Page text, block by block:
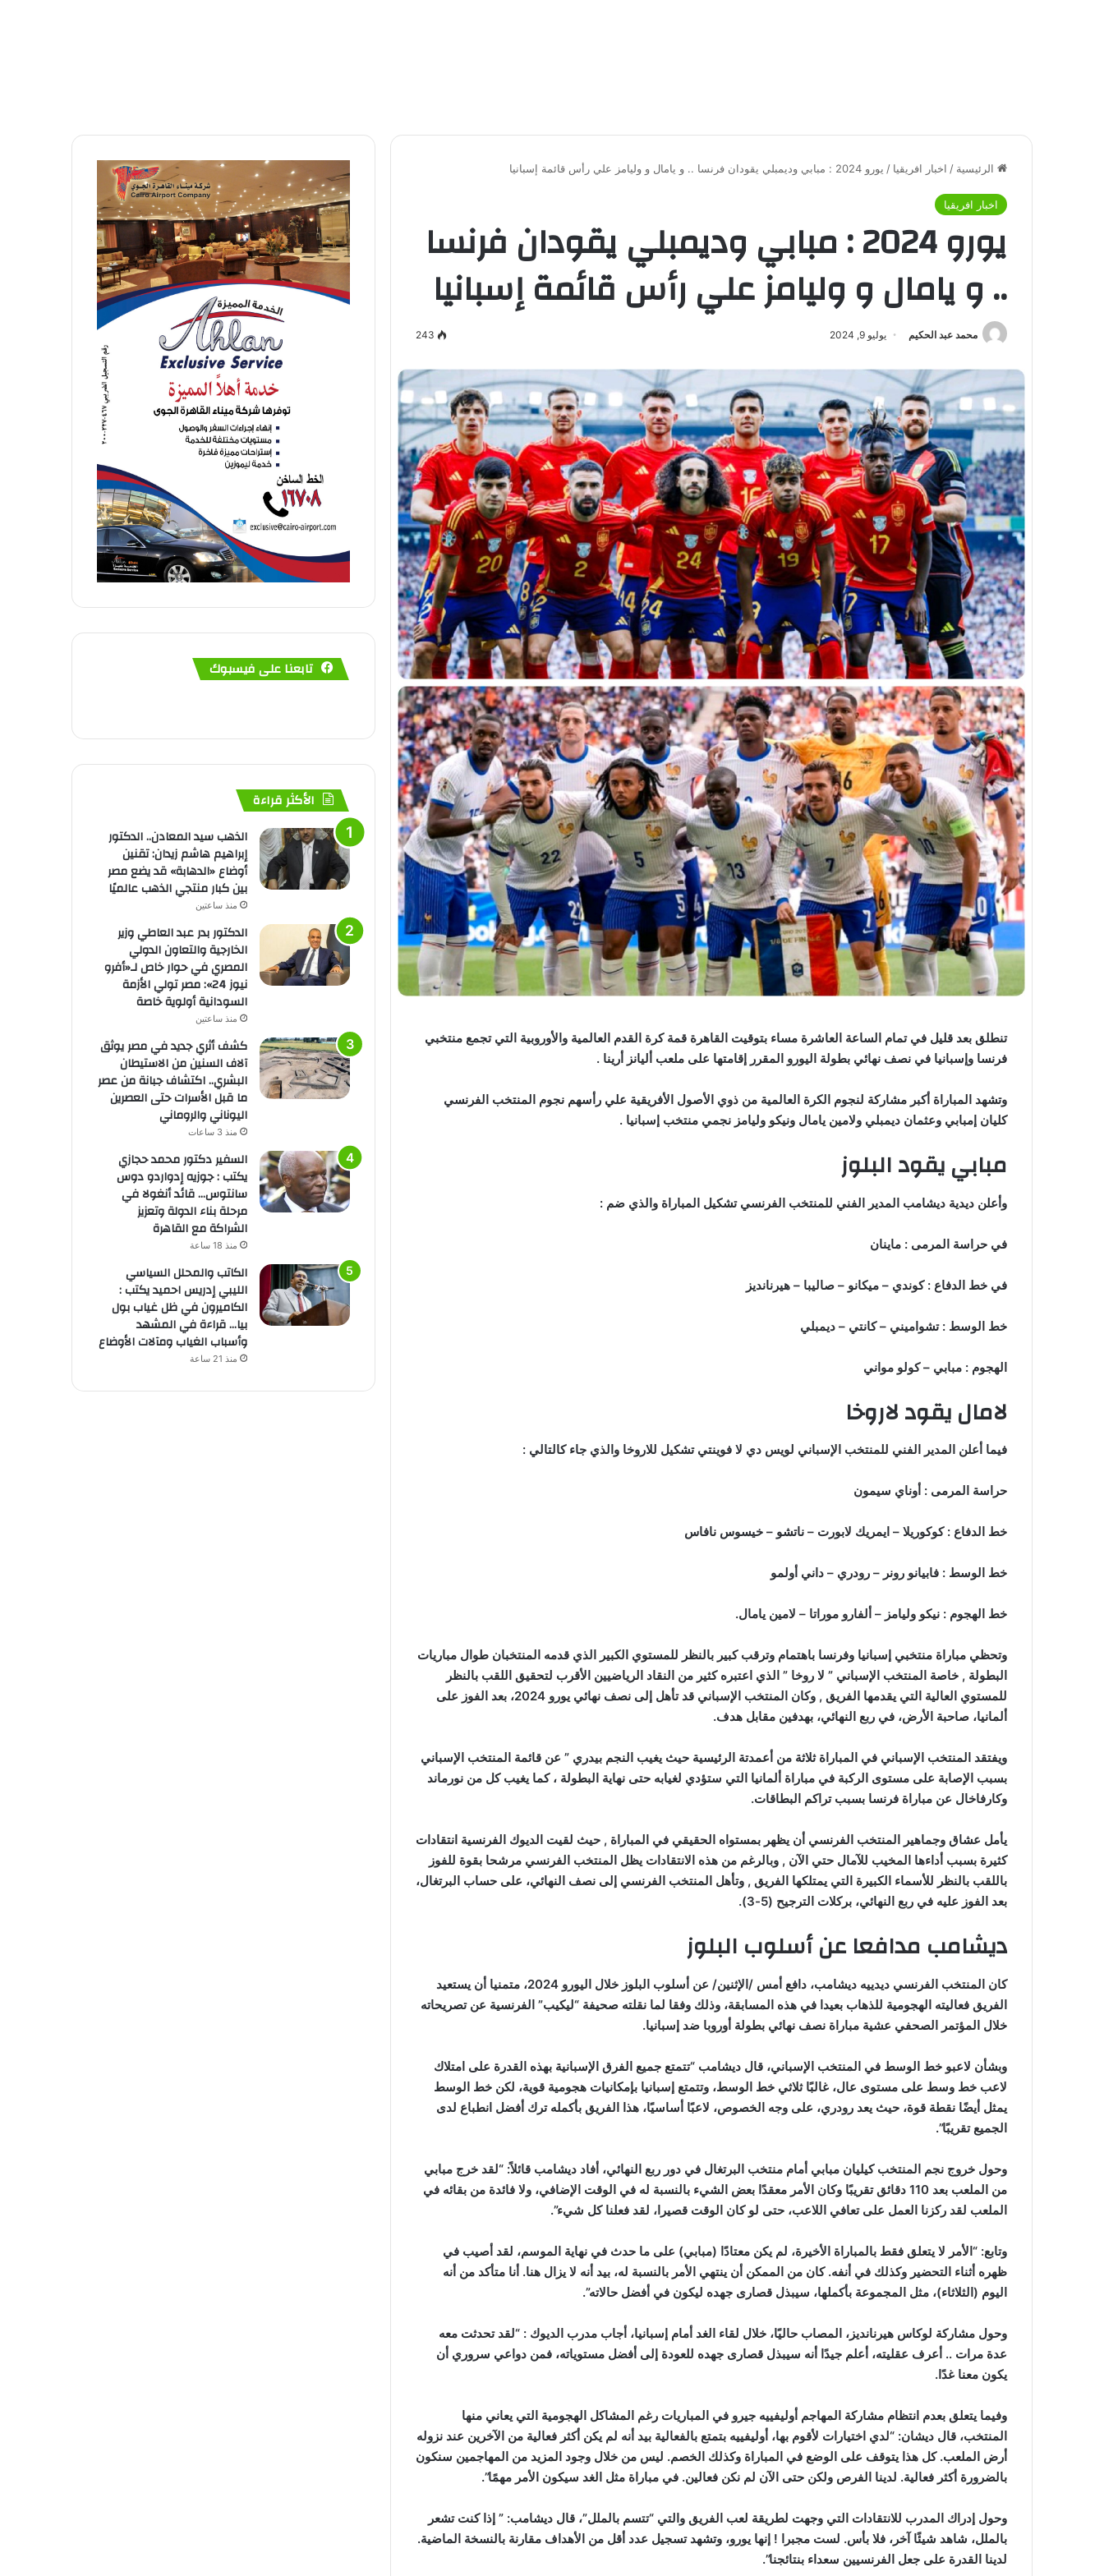
الرئيسية / اخبار افريقيا / يورو 2024 : مبابي وديمبلي يقودان فرنسا .. و يامال و وليامز علي رأس قائمة إسبانيا
اخبار افريقيا
يورو 2024 : مبابي وديمبلي يقودان فرنسا
.. و يامال و وليامز علي رأس قائمة إسبانيا
محمد عبد الحكيم يوليو 9, 2024 243
تنطلق بعد قليل في تمام الساعة العاشرة مساء بتوقيت القاهرة قمة كرة القدم العالمية والأوروبية التي تجمع منتخبي
فرنسا وإسبانيا في نصف نهائي بطولة اليورو المقرر إقامتها على ملعب أليانز أرينا .
وتشهد المباراة أكبر مشاركة لنجوم الكرة العالمية من ذوي الأصول الأفريقية علي رأسهم نجوم المنتخب الفرنسي
كليان إمبابي وعثمان ديمبلي ولامين يامال ونيكو وليامز نجمي منتخب إسبانيا .
مبابي يقود البلوز
وأعلن ديدية ديشامب المدير الفني للمنتخب الفرنسي تشكيل المباراة والذي ضم :
في حراسة المرمى : ماينان
في خط الدفاع : كوندي – ميكانو – صاليبا – هيرنانديز
خط الوسط : تشواميني – كانتي – ديمبلي
الهجوم : مبابي – كولو مواني
لامال يقود لاروخا
فيما أعلن المدير الفني للمنتخب الإسباني لويس دي لا فوينتي تشكيل للاروخا والذي جاء كالتالي :
حراسة المرمى : أوناي سيمون
خط الدفاع : كوكوريلا – ايمريك لابورت – ناتشو – خيسوس نافاس
خط الوسط : فابيانو رونر – رودري – داني أولمو
خط الهجوم : نيكو وليامز – ألفارو موراتا – لامين يامال.
وتحظي مباراة منتخبي إسبانيا وفرنسا باهتمام وترقب كبير بالنظر للمستوي الكبير الذي قدمه المنتخبان طوال مباريات
البطولة , خاصة المنتخب الإسباني ” لا روخا ” الذي اعتبره كثير من النقاد الرياضيين الأقرب لتحقيق اللقب بالنظر
للمستوي العالية التي يقدمها الفريق , وكان المنتخب الإسباني قد تأهل إلى نصف نهائي يورو 2024، بعد الفوز على
ألمانيا، صاحبة الأرض، في ربع النهائي، بهدفين مقابل هدف.
ويفتقد المنتخب الإسباني في المباراة ثلاثة من أعمدتة الرئيسية حيث يغيب النجم بيدري ” عن قائمة المنتخب الإسباني
بسبب الإصابة على مستوى الركبة في مباراة ألمانيا التي ستؤدي لغيابه حتى نهاية البطولة ، كما يغيب كل من نورماند
وكارفاخال عن مباراة فرنسا بسبب تراكم البطاقات.
يأمل عشاق وجماهير المنتخب الفرنسي أن يظهر بمستواه الحقيقي في المباراة , حيث لقيت الديوك الفرنسية انتقادات
كثيرة بسبب أداءها المخيب للآمال حتي الآن , وبالرغم من هذه الانتقادات يظل المنتخب الفرنسي مرشحا بقوة للفوز
باللقب بالنظر للأسماء الكبيرة التي يمتلكها الفريق , وتأهل المنتخب الفرنسي إلى نصف النهائي، على حساب البرتغال،
بعد الفوز عليه في ربع النهائي، بركلات الترجيح (5-3).
ديشامب مدافعا عن أسلوب البلوز
كان المنتخب الفرنسي ديدييه ديشامب، دافع أمس /الإثنين/ عن أسلوب البلوز خلال اليورو 2024، متمنيا أن يستعيد
الفريق فعاليته الهجومية للذهاب بعيدا في هذه المسابقة، وذلك وفقا لما نقلته صحيفة “ليكيب” الفرنسية عن تصريحاته
خلال المؤتمر الصحفي عشية مباراة نصف نهائي بطولة أوروبا ضد إسبانيا.
وبشأن لاعبو خط الوسط في المنتخب الإسباني، قال ديشامب “تتمتع جميع الفرق الإسبانية بهذه القدرة على امتلاك
لاعب خط وسط على مستوى عال، غالبًا ثلاثي خط الوسط، وتتمتع إسبانيا بإمكانيات هجومية قوية، لكن خط الوسط
يمثل أيضًا نقطة قوة، حيث يعد رودري، على وجه الخصوص، لاعبًا أساسيًا، هذا الفريق بأكمله ترك أفضل انطباع لدى
الجميع تقريبًا”.
وحول خروج نجم المنتخب كيليان مبابي أمام منتخب البرتغال في دور ربع النهائي، أفاد ديشامب قائلاً: “لقد خرج مبابي
من الملعب بعد 110 دقائق تقريبًا وكان الأمر معقدًا بعض الشيء بالنسبة له في الوقت الإضافي، ولا فائدة من بقائه في
الملعب لقد ركزنا العمل على تعافي اللاعب، حتى لو كان الوقت قصيرا، لقد فعلنا كل شيء”.
وتابع: “الأمر لا يتعلق فقط بالمباراة الأخيرة، لم يكن معتادًا (مبابي) على ما حدث في نهاية الموسم، لقد أصيب في
ظهره أثناء التحضير وكذلك في أنفه. كان من الممكن أن ينتهي الأمر بالنسبة له، بيد أنه لا يزال هنا. أنا متأكد من أنه
اليوم (الثلاثاء)، مثل المجموعة بأكملها، سيبذل قصارى جهده ليكون في أفضل حالاته”.
وحول مشاركة لوكاس هيرنانديز، المصاب حاليًا، خلال لقاء الغد أمام إسبانيا، أجاب مدرب الديوك : “لقد تحدثت معه
عدة مرات .. أعرف عقليته، أعلم جيدًا أنه سيبذل قصارى جهده للعودة إلى أفضل مستوياته، فمن دواعي سروري أن
يكون معنا غدًا.
وفيما يتعلق بعدم انتظام مشاركة المهاجم أوليفييه جيرو في المباريات رغم المشاكل الهجومية التي يعاني منها
المنتخب، قال ديشان: “لدي اختيارات لأقوم بها، أوليفييه بتمتع بالفعالية بيد أنه لم يكن أكثر فعالية من الآخرين عند نزوله
أرض الملعب. كل هذا يتوقف على الوضع في المباراة وكذلك الخصم. ليس من خلال وجود المزيد من المهاجمين سنكون
بالضرورة أكثر فعالية. لدينا الفرص ولكن حتى الآن لم نكن فعالين. في مباراة مثل الغد سيكون الأمر مهمًا”.
وحول إدراك المدرب للانتقادات التي وجهت لطريقة لعب الفريق والتي “تتسم بالملل”، قال ديشامب: ” إذا كنت تشعر
بالملل، شاهد شيئًا آخر، فلا بأس. لست مجبرا ! إنها يورو، وتشهد تسجيل عدد أقل من الأهداف مقارنة بالنسخة الماضية.
لدينا القدرة على جعل الفرنسيين سعداء بنتائجنا”.
تابعنا على فيسبوك
الأكثر قراءة
الذهب سيد المعادن.. الدكتور
إبراهيم هاشم زيدان: تقنين
أوضاع «الدهابة» قد يضع مصر
بين كبار منتجي الذهب عالميًا
منذ ساعتين
الدكتور بدر عبد العاطي وزير
الخارجية والتعاون الدولي
المصري في حوار خاص لـ«أفرو
نيوز 24»: مصر تولي الأزمة
السودانية أولوية خاصة
منذ ساعتين
كشف أثري جديد في مصر يوثق
آلاف السنين من الاستيطان
البشري.. اكتشاف جبانة من عصر
ما قبل الأسرات حتى العصرين
اليوناني والروماني
منذ 3 ساعات
السفير دكتور محمد حجازي
يكتب : جوزيه إدواردو دوس
سانتوس… قائد أنغولا في
مرحلة بناء الدولة وتعزيز
الشراكة مع القاهرة
منذ 18 ساعة
الكاتب والمحلل السياسي
الليبي إدريس احميد يكتب :
الكاميرون في ظل غياب بول
بيا… قراءة في المشهد
وأسباب الغياب ومآلات الأوضاع
منذ 21 ساعة